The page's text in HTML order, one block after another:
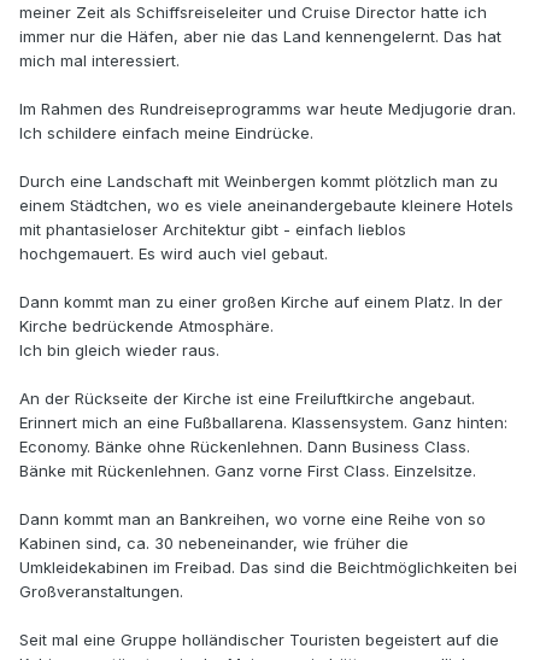
meiner Zeit als Schiffsreiseleiter und Cruise Director hatte ich
immer nur die Häfen, aber nie das Land kennengelernt. Das hat
mich mal interessiert.
Im Rahmen des Rundreiseprogramms war heute Medjugorie dran.
Ich schildere einfach meine Eindrücke.
Durch eine Landschaft mit Weinbergen kommt plötzlich man zu
einem Städtchen, wo es viele aneinandergebaute kleinere Hotels
mit phantasieloser Architektur gibt - einfach lieblos
hochgemauert. Es wird auch viel gebaut.
Dann kommt man zu einer großen Kirche auf einem Platz. In der
Kirche bedrückende Atmosphäre.
Ich bin gleich wieder raus.
An der Rückseite der Kirche ist eine Freiluftkirche angebaut.
Erinnert mich an eine Fußballarena. Klassensystem. Ganz hinten:
Economy. Bänke ohne Rückenlehnen. Dann Business Class.
Bänke mit Rückenlehnen. Ganz vorne First Class. Einzelsitze.
Dann kommt man an Bankreihen, wo vorne eine Reihe von so
Kabinen sind, ca. 30 nebeneinander, wie früher die
Umkleidekabinen im Freibad. Das sind die Beichtmöglichkeiten bei
Großveranstaltungen.
Seit mal eine Gruppe holländischer Touristen begeistert auf die